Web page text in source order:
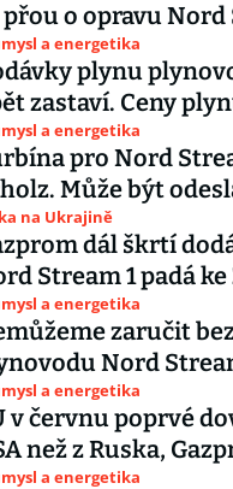
přou o opravu Nord
a energetika
plynu
zastaví. Ceny
a energetika
pro Nord
Může být
na Ukrajině
dál škrtí
Stream 1 padá
a energetika
zaručit
Nord
a energetika
v červnu poprvé
než z Ruska,
a energetika